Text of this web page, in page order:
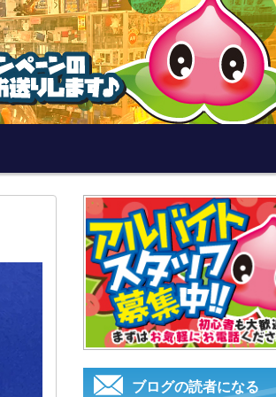
ブログの読者になる